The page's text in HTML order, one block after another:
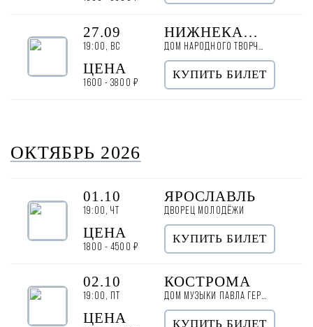
27.09
19:00, ВС
НИЖНЕКАМСК
ДОМ НАРОДНОГО ТВОРЧЕСТВА
ЦЕНА
1600 - 3800 ₽
КУПИТЬ БИЛЕТ
ОКТЯБРЬ 2026
01.10
19:00, ЧТ
ЯРОСЛАВЛЬ
ДВОРЕЦ МОЛОДЁЖИ
ЦЕНА
1800 - 4500 ₽
КУПИТЬ БИЛЕТ
02.10
19:00, ПТ
КОСТРОМА
ДОМ МУЗЫКИ ПАВЛА ГЕРШТЕЙНА
ЦЕНА КУПИТЬ БИЛЕТ